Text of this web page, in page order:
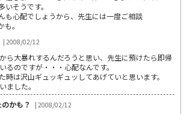
いそうです。
も心配でしょうから、先生には一度ご相談
。
| 2008/02/12
ら大暴れするんだろうと思い、先生に預けたら即帰
るのですが・・・心配なんです。
時は沢山ギュッギュッしてあげていと思います。
ました。
かも？
| 2008/02/12